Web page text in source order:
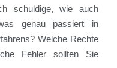
schuldige, wie auch
genau passiert in
Welche Rechte
Fehler sollten Sie